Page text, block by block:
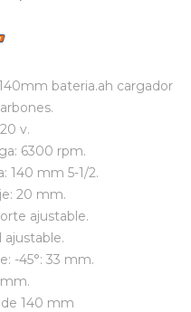
bateria.ah cargador
v.
6300 rpm.
140 mm 5-1/2.
20 mm.
ajustable.
ajustable.
-45°: 33 mm.
de 140 mm